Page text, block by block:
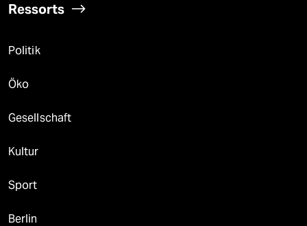
Ressorts
Politik
Öko
Gesellschaft
Kultur
Sport
Berlin